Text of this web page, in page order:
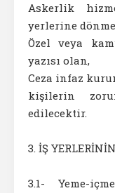
Askerlik
yerlerine
Özel veya
yazısı olan,
Ceza infaz
kişilerin
edilecektir.
3. İŞ
3.1- Yeme-